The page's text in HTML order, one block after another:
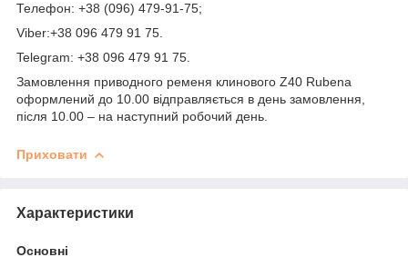
Телефон: +38 (096) 479-91-75;
Viber:+38 096 479 91 75.
Telegram: +38 096 479 91 75.
Замовлення приводного ременя клинового Z40 Rubena
оформлений до 10.00 відправляється в день замовлення,
після 10.00 – на наступний робочий день.
Приховати
Характеристики
Основні